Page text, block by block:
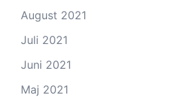
August 2021
Juli 2021
Juni 2021
Maj 2021